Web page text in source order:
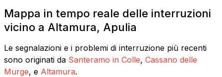
Mappa in tempo reale delle interruzioni
vicino a Altamura, Apulia
Le segnalazioni e i problemi di interruzione più recenti
sono originati da Santeramo in Colle, Cassano delle
Murge, e Altamura.